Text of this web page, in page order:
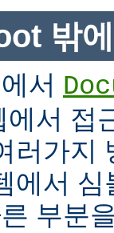
밖
서
서 접
러가지
에서
부분